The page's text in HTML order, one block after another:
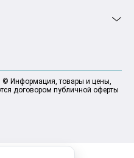
© Информация, товары и цены,
договором публичной оферты